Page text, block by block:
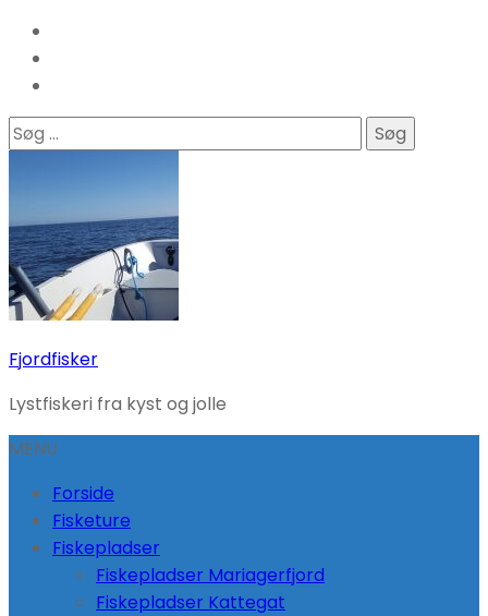
Søg
efter:
Fjordfisker
Lystfiskeri fra kyst og jolle
MENU
Forside
Fisketure
Fiskepladser
Fiskepladser Mariagerfjord
Fiskepladser Kattegat